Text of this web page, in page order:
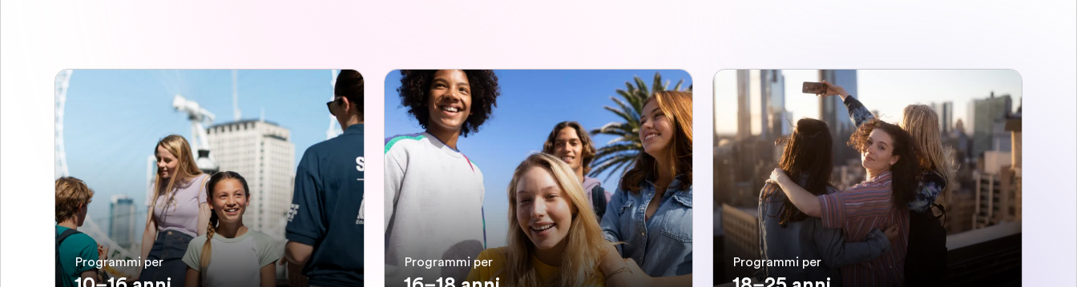
Programmi per Programmi per Programmi per